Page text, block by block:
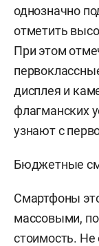
однозначно
отметить
При этом
дисплея и
флагманских
узнают с
Бюджетные
Смартфоны
массовыми,
стоимость. Не